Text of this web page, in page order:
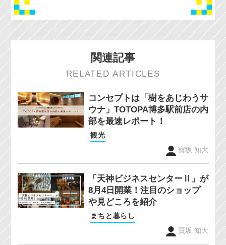
関連記事
RELATED ARTICLES
コンセプトは「樹をあじわうサ
ウナ」TOTOPA博多駅前店の内
部を最速レポート！
観光
寶坂 知大
「天神ビジネスセンターⅡ」が
8月4日開業！注目のショップ
や見どころを紹介
まちと暮らし
寶坂 知大